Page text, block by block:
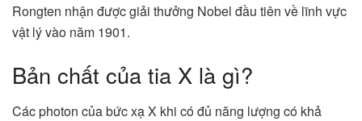
Rongten nhận được giải thưởng Nobel đầu tiên về lĩnh vực
vật lý vào năm 1901.
Bản chất của tia X là gì?
Các photon của bức xạ X khi có đủ năng lượng có khả